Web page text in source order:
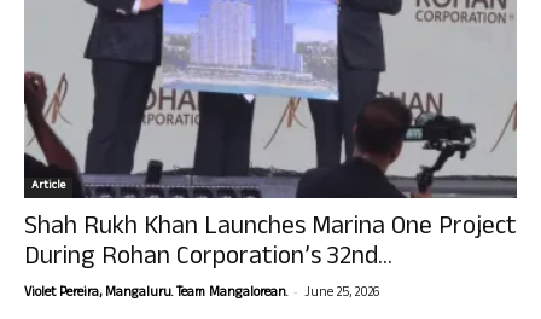
Article
Shah Rukh Khan Launches Marina One Project
During Rohan Corporation’s 32nd...
Violet Pereira, Mangaluru. Team Mangalorean. - June 25, 2026